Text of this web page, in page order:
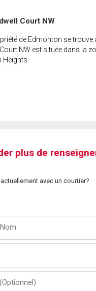
Court NW
de Edmonton se trouve
NW est située dans la
Heights.
plus de
avec un courtier?